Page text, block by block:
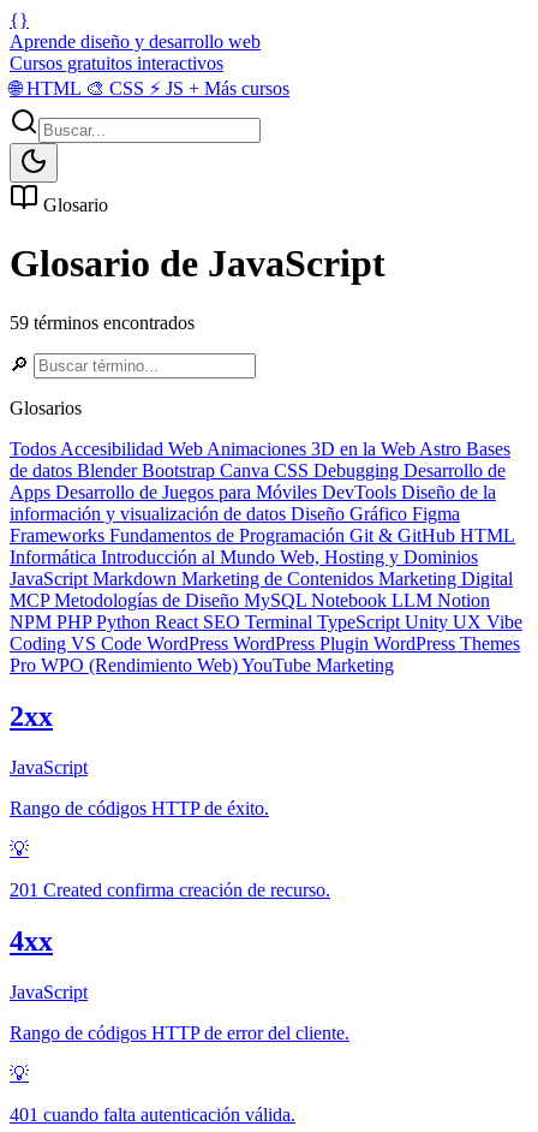
{}
Aprende diseño y desarrollo web
Cursos gratuitos interactivos
🌐HTML 🎨 CSS ⚡ JS + Más cursos
Glosario
Glosario de JavaScript
59 términos encontrados
🔎
Glosarios
Todos Accesibilidad Web Animaciones 3D en la Web Astro Bases
de datos BlenderBootstrap Canva CSS Debugging Desarrollo de
Apps Desarrollo de Juegos para Móviles DevTools Diseño de la
información y visualización de datos Diseño Gráfico Figma
Frameworks Fundamentos de Programación Git & GitHub HTML
Informática Introducción al Mundo Web, Hosting y Dominios
JavaScript Markdown Marketing de Contenidos Marketing Digital
MCPMetodologías de Diseño MySQL Notebook LLM Notion
NPM PHPPython React SEO Terminal TypeScript Unity UX Vibe
Coding VS Code WordPress WordPress Plugin WordPress Themes
Pro WPO (Rendimiento Web)YouTube Marketing
2xx
JavaScript
Rango de códigos HTTP de éxito.
💡
201 Created confirma creación de recurso.
4xx
JavaScript
Rango de códigos HTTP de error del cliente.
💡
401 cuando falta autenticación válida.